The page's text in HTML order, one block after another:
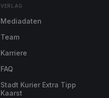
VERLAG
Mediadaten
Team
Karriere
FAQ
Stadt Kurier Extra Tipp
Kaarst